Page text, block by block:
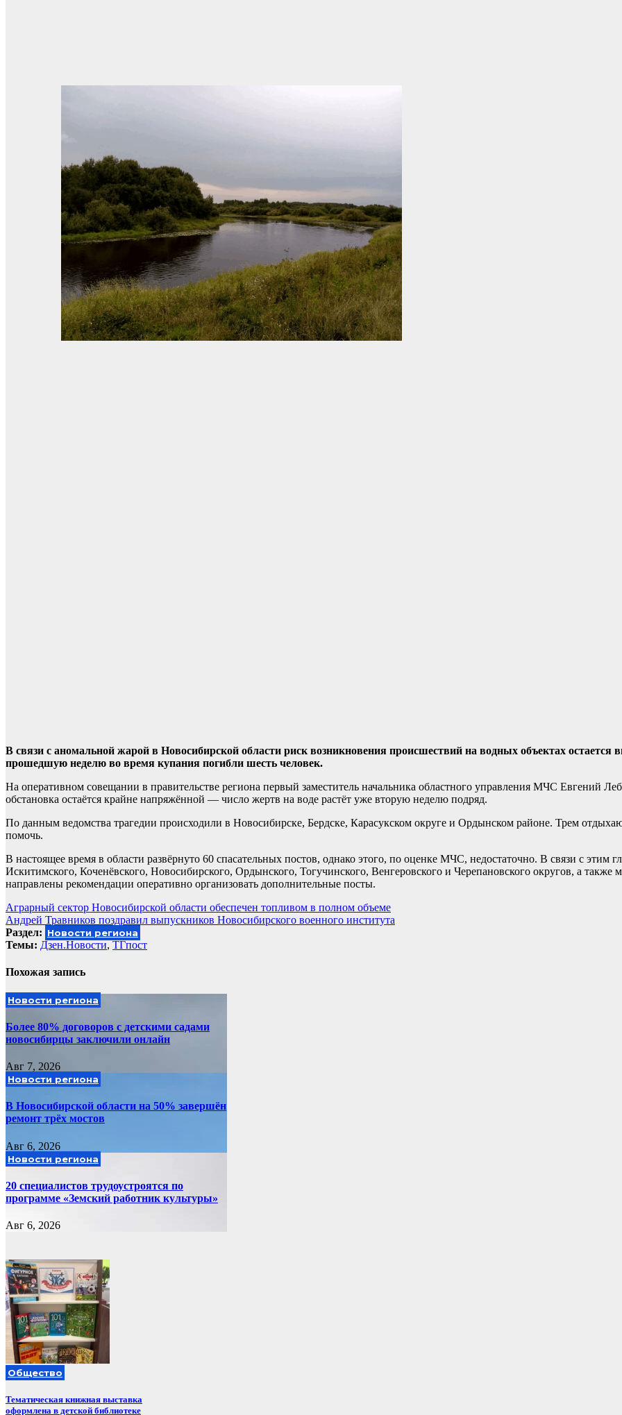
В связи с аномальной жарой в Новосибирской области риск возникновения происшествий на водных объектах остается
прошедшую неделю во время купания погибли шесть человек.
На оперативном совещании в правительстве региона первый заместитель начальника областного управления МЧС Евгений
обстановка остаётся крайне напряжённой — число жертв на воде растёт уже вторую неделю подряд.
По данным ведомства трагедии происходили в Новосибирске, Бердске, Карасукском округе и Ордынском районе. Трем
помочь.
В настоящее время в области развёрнуто 60 спасательных постов, однако этого, по оценке МЧС, недостаточно. В связи с этим
Искитимского, Коченёвского, Новосибирского, Ордынского, Тогучинского, Венгеровского и Черепановского округов, а также
направлены рекомендации оперативно организовать дополнительные посты.
Навигация
по
записям
Аграрный сектор Новосибирской области обеспечен топливом в полном объеме
Андрей Травников поздравил выпускников Новосибирского военного института
Раздел: Новости региона
Темы: Дзен.Новости, ТГпост
Похожая запись
Новости региона
Более 80% договоров с детскими садами
новосибирцы заключили онлайн
Авг 7, 2026
Новости региона
В Новосибирской области на 50% завершён
ремонт трёх мостов
Авг 6, 2026
Новости региона
20 специалистов трудоустроятся по
программе «Земский работник культуры»
Авг 6, 2026
Общество
Тематическая книжная выставка
оформлена в детской библиотеке